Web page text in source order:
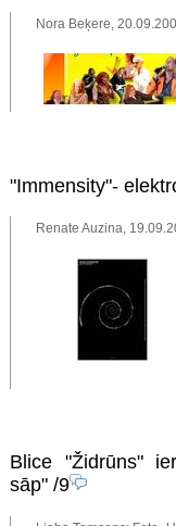
Nora Beķere,
"Immensity"-
Renate Auzina,
Blice "Židrūns"
sāp"/9